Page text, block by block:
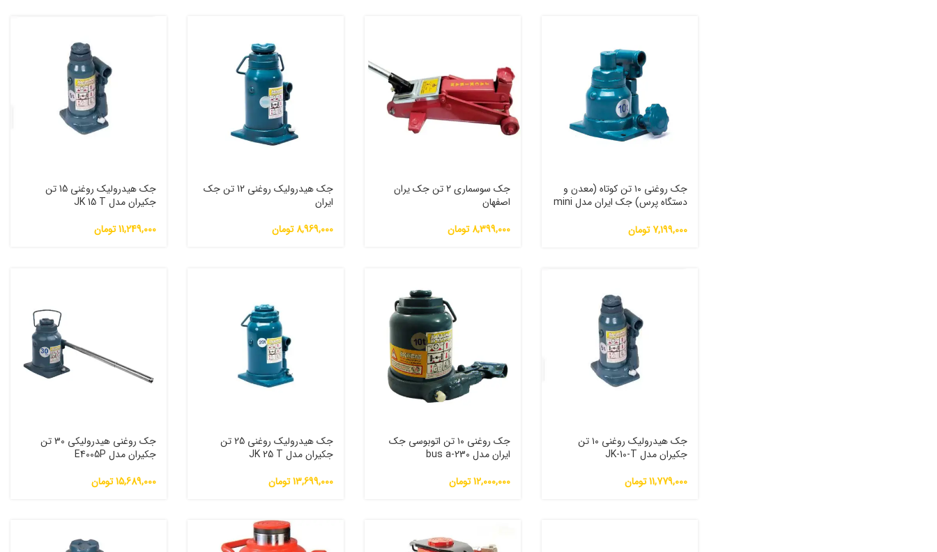
جک روغنی ۱۰ تن کوتاه (معدن و
دستگاه پرس) جک ایران مدل mini
7,199,000 تومان
جک سوسماری 2 تن جک یران
اصفهان
8,399,000 تومان
جک هیدرولیک روغنی 12 تن جک
ایران
8,969,000 تومان
جک هیدرولیک روغنی 15 تن
جکیران مدل JK 15 T
11,249,000تومان
جک هیدرولیک روغنی ۱۰ تن
جکیران مدل JK-10-T
11,779,000 تومان
جک روغنی ۱۰ تن اتوبوسی جک
ایران مدل bus a-230
12,000,000تومان
جک هیدرولیک روغنی 25 تن
جکیران مدل JK 25 T
13,699,000تومان
جک روغنی هیدرولیکی 30 تن
جکیران مدل E4005P
15,689,000تومان